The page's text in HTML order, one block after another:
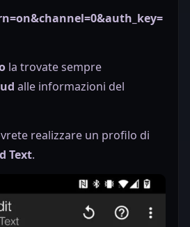
la trovate sempre
alle informazioni del
realizzare un profilo di
Text.